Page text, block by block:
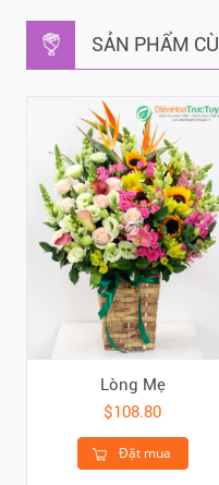
SẢN PHẨM
Lòng Mẹ
$108.80
Đặt mua